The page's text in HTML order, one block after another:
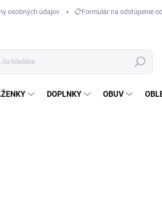
osobných údajov 📋Formulár na odstúpenie od
Hľadať
DOPLNKY OBUV